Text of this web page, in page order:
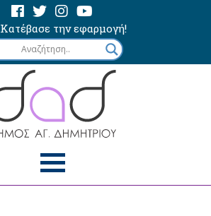
Κατέβασε την εφαρμογή!